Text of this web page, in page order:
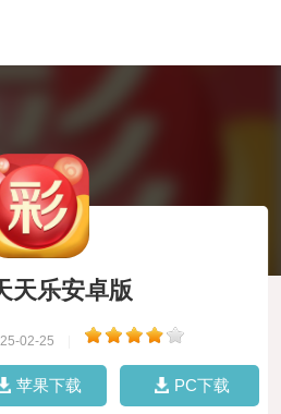
天乐安卓版
02-25
苹果下载 PC下载